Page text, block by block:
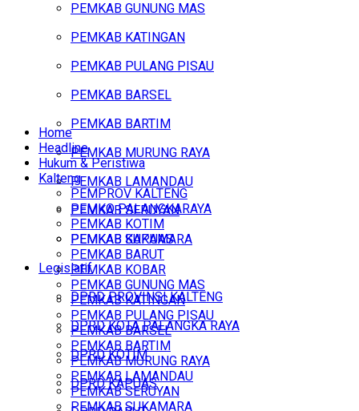
PEMKAB GUNUNG MAS
PEMKAB KATINGAN
PEMKAB PULANG PISAU
PEMKAB BARSEL
PEMKAB BARTIM
PEMKAB MURUNG RAYA
PEMKAB LAMANDAU
PEMKAB SERUYAN
PEMKAB SUKAMARA
Legislatif
DPRD PROVINSI KALTENG
DPRD KOTA PALANGKA RAYA
DPRD KOTIM
DPRD KAPUAS
Home
Headline
Hukum & Peristiwa
Kalteng
PEMPROV KALTENG
PEMKO PALANGKARAYA
PEMKAB KOTIM
PEMKAB KAPUAS
PEMKAB BARUT
PEMKAB KOBAR
PEMKAB GUNUNG MAS
PEMKAB KATINGAN
PEMKAB PULANG PISAU
PEMKAB BARSEL
PEMKAB BARTIM
PEMKAB MURUNG RAYA
PEMKAB LAMANDAU
PEMKAB SERUYAN
PEMKAB SUKAMARA